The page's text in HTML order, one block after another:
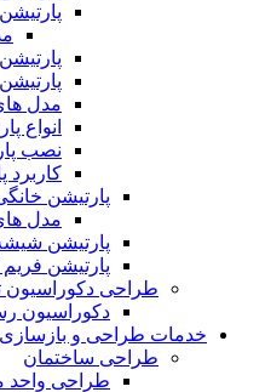
مدل
انواع
نصب
کاربرد
پارتیشن
مدل
پارتیشن
پارتیشن
طراحی دکوراسیون
دکوراسیون
خدمات طراحی و بازسازی
طراحی ساختمان
طراحی واحد